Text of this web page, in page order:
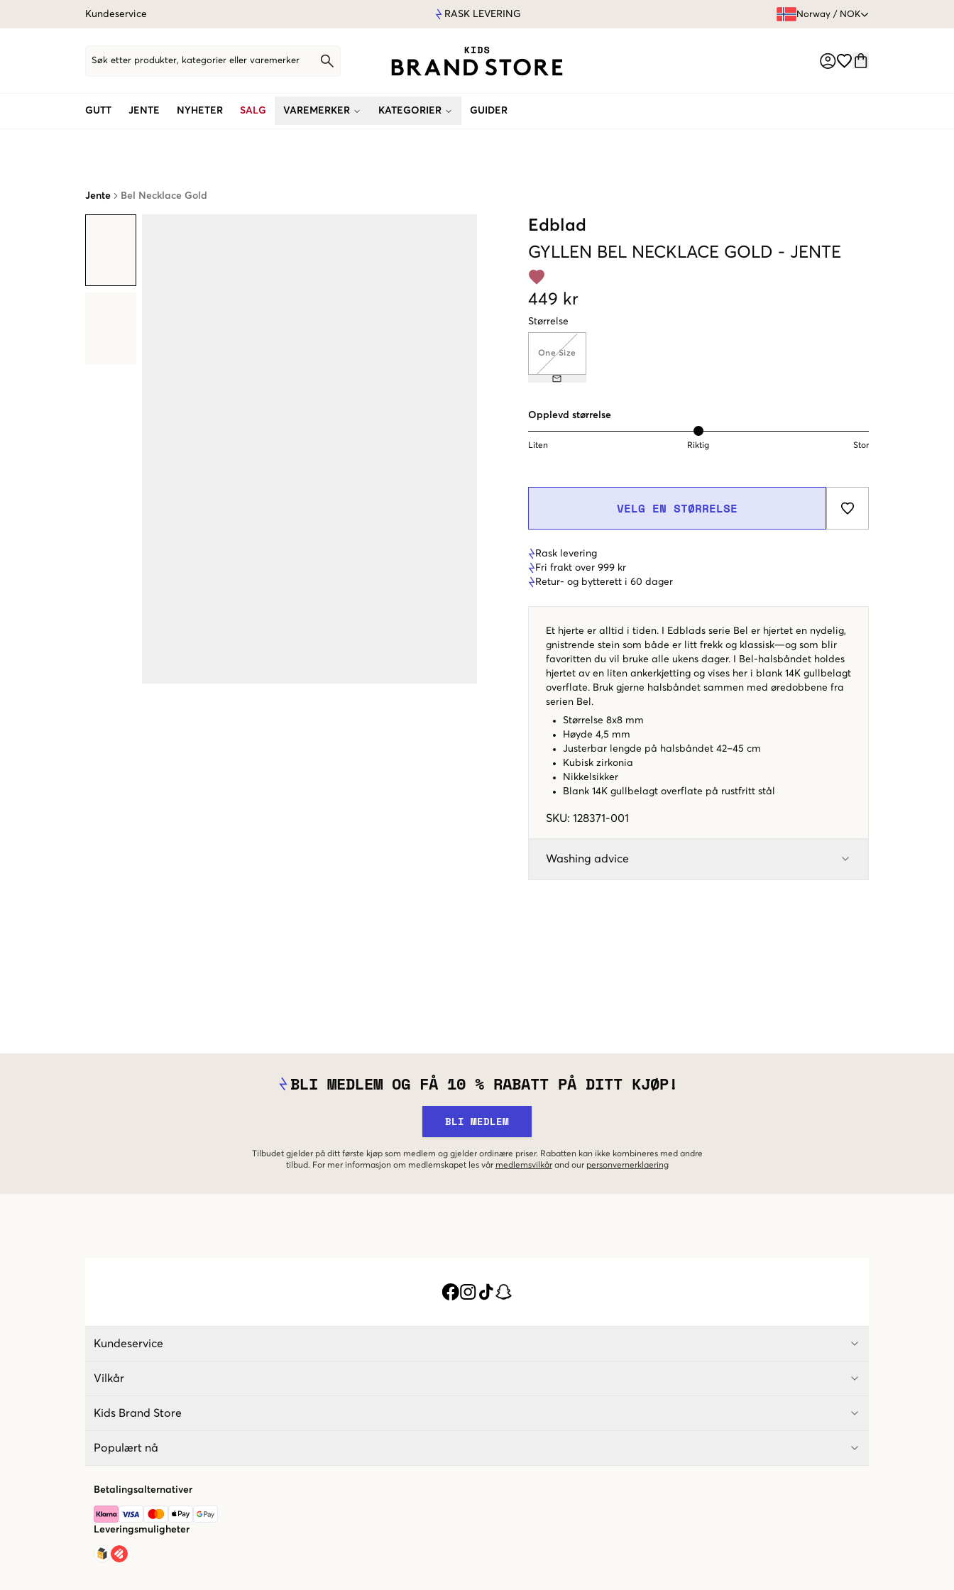
Kundeservice RASK LEVERING Norway / NOK
Søk etter produkter, kategorier eller varemerker
GUTT JENTE NYHETER SALG VAREMERKER KATEGORIER GUIDER
Jente Bel Necklace Gold
Edblad
GYLLEN
BEL NECKLACE GOLD - JENTE
449 kr
Størrelse
One Size
Opplevd størrelse
Liten Riktig Stor
VELG EN STØRRELSE
Rask levering
Fri frakt over 999 kr
Retur- og bytterett i 60 dager
Et hjerte er alltid i tiden. I Edblads serie Bel er hjertet en nydelig,
gnistrende stein som både er litt frekk og klassisk—og som blir
favoritten du vil bruke alle ukens dager. I Bel-halsbåndet holdes
hjertet av en liten ankerkjetting og vises her i blank 14K gullbelagt
overflate. Bruk gjerne halsbåndet sammen med øredobbene fra
serien Bel.
Størrelse 8x8 mm
Høyde 4,5 mm
Justerbar lengde på halsbåndet 42–45 cm
Kubisk zirkonia
Nikkelsikker
Blank 14K gullbelagt overflate på rustfritt stål
SKU: 128371-001
Washing advice
BLI MEDLEM OG FÅ 10 % RABATT PÅ DITT KJØP!
BLI MEDLEM
Tilbudet gjelder på ditt første kjøp som medlem og gjelder ordinære priser. Rabatten kan ikke kombineres med andre
tilbud. For mer informasjon om medlemskapet les vår medlemsvilkår and our personvernerklaering
Kundeservice
Vilkår
Kids Brand Store
Populært nå
Betalingsalternativer
Leveringsmuligheter